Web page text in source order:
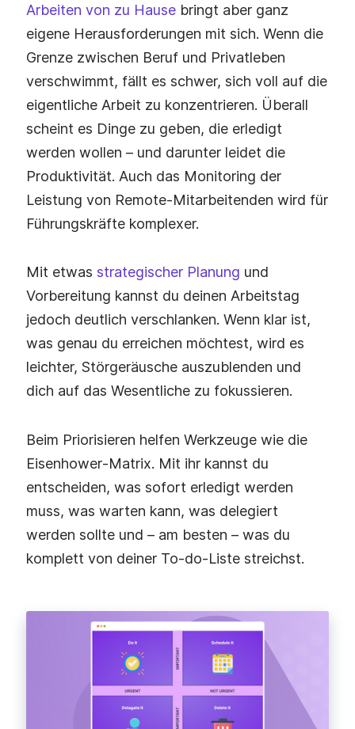
Arbeiten von zu Hause bringt aber ganz
eigene Herausforderungen mit sich. Wenn die
Grenze zwischen Beruf und Privatleben
verschwimmt, fällt es schwer, sich voll auf die
eigentliche Arbeit zu konzentrieren. Überall
scheint es Dinge zu geben, die erledigt
werden wollen – und darunter leidet die
Produktivität. Auch das Monitoring der
Leistung von Remote‑Mitarbeitenden wird für
Führungskräfte komplexer.
Mit etwas strategischer Planung und
Vorbereitung kannst du deinen Arbeitstag
jedoch deutlich verschlanken. Wenn klar ist,
was genau du erreichen möchtest, wird es
leichter, Störgeräusche auszublenden und
dich auf das Wesentliche zu fokussieren.
Beim Priorisieren helfen Werkzeuge wie die
Eisenhower‑Matrix. Mit ihr kannst du
entscheiden, was sofort erledigt werden
muss, was warten kann, was delegiert
werden sollte und – am besten – was du
komplett von deiner To‑do‑Liste streichst.